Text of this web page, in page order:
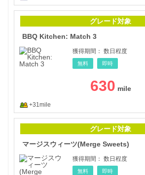
グレード対象
BBQ Kitchen: Match 3
獲得期間： 数日程度
無料 即時
630
+31mile
グレード対象
マージスウィーツ(Merge Sweets)
獲得期間： 数日程度
無料 即時